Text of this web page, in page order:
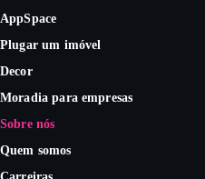
AppSpace
Plugar um imóvel
Decor
Moradia para empresas
Sobre nós
Quem somos